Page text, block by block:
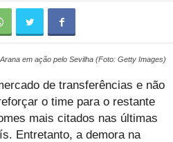
Arana em ação pelo Sevilha (Foto: Getty Images)
de transferências e não
o time para o restante
mais citados nas últimas
Entretanto, a demora na